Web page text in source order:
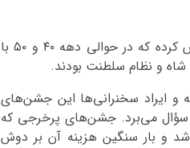
مریم مقدس‌پور بیش از سی نوع جشن و سالروز را شمارش کرده که در حوالی دهه ۴۰ و ۵۰ با
و نظام سلطنت بودند.
و ایراد سخنرانی‌ها این جشن‌های
سؤال می‌برد. جشن‌های پرخرجی که
و بار سنگین هزینه آن بر دوش